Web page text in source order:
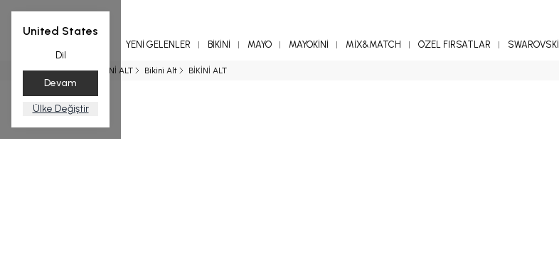
United States
Dil
Devam
Ülke Değiştir
YENİ GELENLER BİKİNİ MAYO MAYOKİNİ MİX&MATCH ÖZEL FIRSATLAR SWAROVSKİ
Ana Sayfa BİKİNİ ALT Bikini Alt BİKİNİ ALT